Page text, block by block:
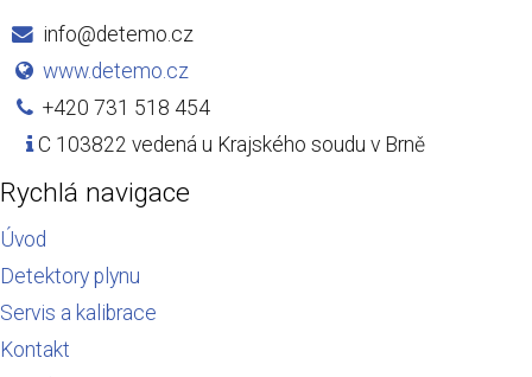
info@detemo.cz
www.detemo.cz
+420 731 518 454
C 103822 vedená u Krajského soudu v Brně
Rychlá navigace
Úvod
Detektory plynu
Servis a kalibrace
Kontakt